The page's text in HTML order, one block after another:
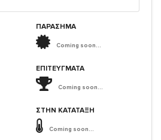
ΠΑΡΑΣΗΜΑ
Coming soon...
ΕΠΙΤΕΎΓΜΑΤΑ
Coming soon...
ΣΤΗΝ ΚΑΤΆΤΑΞΗ
Coming soon...